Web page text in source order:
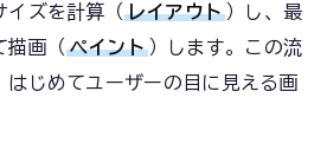
イズを計算（レイアウト）し、最
描画（ペイント）します。この流
はじめてユーザーの目に見える画